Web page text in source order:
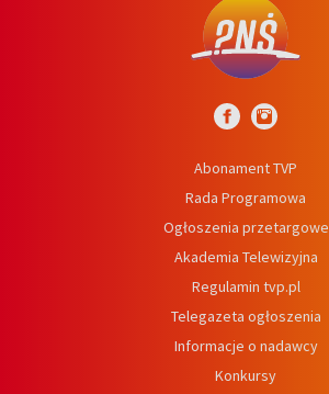
Abonament TVP
Rada Programowa
Ogłoszenia przetargowe
Akademia Telewizyjna
Regulamin tvp.pl
Telegazeta ogłoszenia
Informacje o nadawcy
Konkursy